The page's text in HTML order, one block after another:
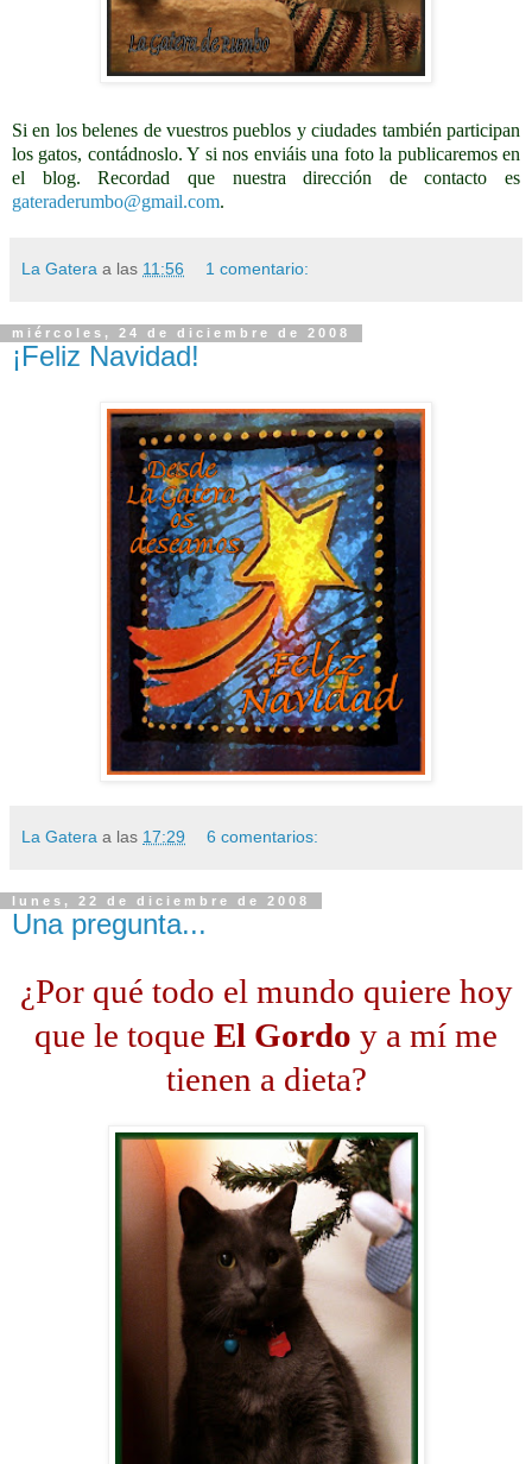
Si en los belenes de vuestros pueblos y ciudades también participan
los gatos, contádnoslo. Y si nos enviáis una foto la publicaremos en
el blog. Recordad que nuestra dirección de contacto es
gateraderumbo@gmail.com.
La Gatera a las 11:56 1 comentario:
miércoles, 24 de diciembre de 2008
¡Feliz Navidad!
La Gatera a las 17:29 6 comentarios:
lunes, 22 de diciembre de 2008
Una pregunta...
¿Por qué todo el mundo quiere hoy
que le toque El Gordo y a mí me
tienen a dieta?